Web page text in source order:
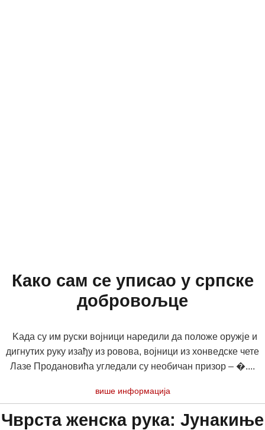
Како сам се уписао у српске
добровољце
Kада су им руски војници наредили да положе оружје и
дигнутих руку изађу из ровова, војници из хонведске чете
Лазе Продановића угледали су необичан призор – �....
више информација
Чврста женска рука: Јунакиње